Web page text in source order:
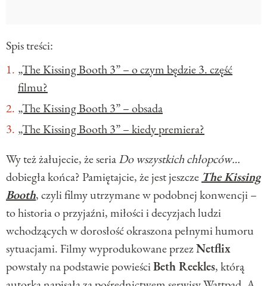
Spis treści:
„The Kissing Booth 3” – o czym będzie 3. część
filmu?
„The Kissing Booth 3” – obsada
„The Kissing Booth 3” – kiedy premiera?
Wy też żałujecie, że seriaDo wszystkich chłopców…
dobiegła końca? Pamiętajcie, że jest jeszcze The Kissing
Booth, czyli filmy utrzymane w podobnej konwencji –
to historia o przyjaźni, miłości i decyzjach ludzi
wchodzących w dorosłość okraszona pełnymi humoru
sytuacjami. Filmy wyprodukowane przezNetflix
powstały na podstawie powieściBeth Reekles, którą